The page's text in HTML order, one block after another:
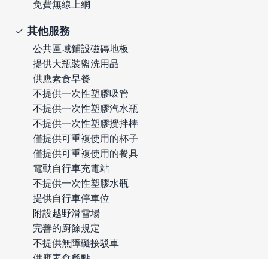
免費無線上網
其他服務
公共區域鋪設磁磚地板
提供大瓶裝盥洗用品
供應素食早餐
不提供一次性塑膠吸管
不提供一次性塑膠汽水瓶
不提供一次性塑膠攪拌棒
僅提供可重複使用的杯子
僅提供可重複使用的餐具
電動自行車充電站
不提供一次性塑膠水瓶
提供自行車停車位
附設越野滑雪場
完善的廚餘規定
不提供無障礙接駁車